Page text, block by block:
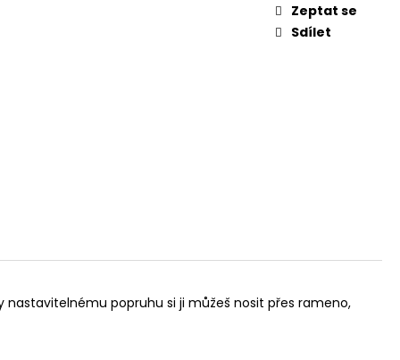
Zeptat se
Sdílet
nastavitelnému popruhu si ji můžeš nosit přes rameno,